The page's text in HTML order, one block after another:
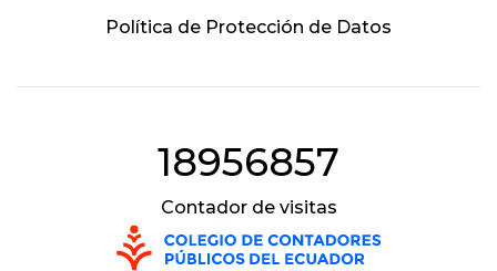
Política de Protección de Datos
18956857
Contador de visitas